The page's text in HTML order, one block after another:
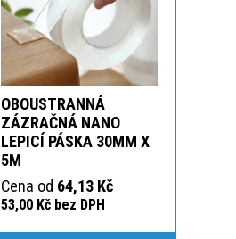
OBOUSTRANNÁ
ZÁZRAČNÁ NANO
LEPICÍ PÁSKA 30MM X
5M
Cena od 64,13 Kč
53,00 Kč bez DPH